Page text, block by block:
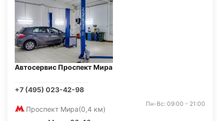
Автосервис Проспект Мира
+7 (495) 023-42-98
Проспект Мира(0,4 км)
Пн-Вс: 09:00 - 21:00